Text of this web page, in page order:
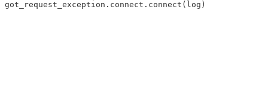
got_request_exception.connect.connect(log)